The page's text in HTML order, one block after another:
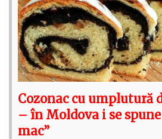
Cozonac cu umplutură
– în Moldova i se
mac”